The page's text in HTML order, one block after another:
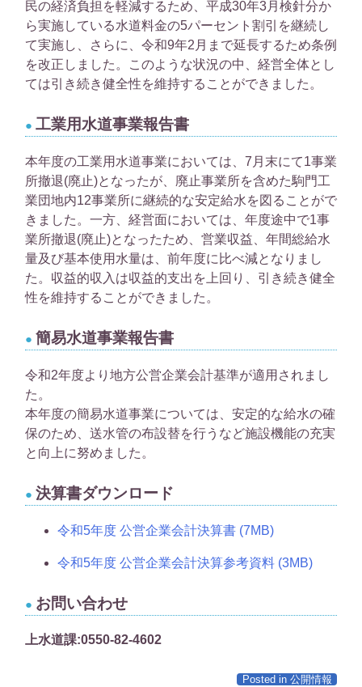
民の経済負担を軽減するため、平成30年3月検針分か
ら実施している水道料金の5パーセント割引を継続し
て実施し、さらに、令和9年2月まで延長するため条例
を改正しました。このような状況の中、経営全体とし
ては引き続き健全性を維持することができました。
工業用水道事業報告書
本年度の工業用水道事業においては、7月末にて1事業
所撤退(廃止)となったが、廃止事業所を含めた駒門工
業団地内12事業所に継続的な安定給水を図ることがで
きました。一方、経営面においては、年度途中で1事
業所撤退(廃止)となったため、営業収益、年間総給水
量及び基本使用水量は、前年度に比べ減となりまし
た。収益的収入は収益的支出を上回り、引き続き健全
性を維持することができました。
簡易水道事業報告書
令和2年度より地方公営企業会計基準が適用されまし
た。
本年度の簡易水道事業については、安定的な給水の確
保のため、送水管の布設替を行うなど施設機能の充実
と向上に努めました。
決算書ダウンロード
令和5年度 公営企業会計決算書 (7MB)
令和5年度 公営企業会計決算参考資料 (3MB)
お問い合わせ
上水道課:0550-82-4602
Posted in 公開情報